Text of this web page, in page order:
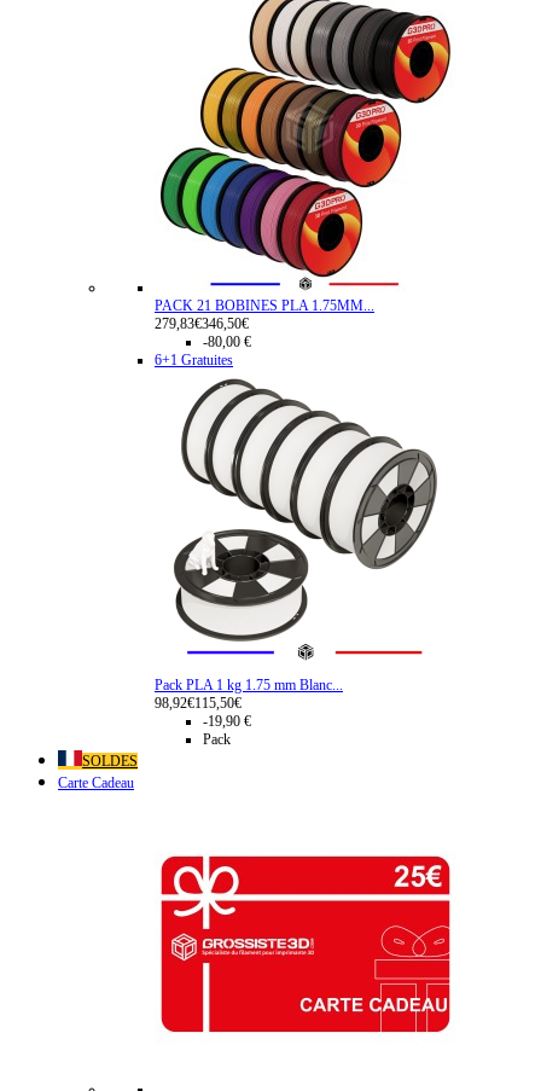
PACK 21 BOBINES PLA 1.75MM...
279,83€346,50€
-80,00 €
6+1 Gratuites
Pack PLA 1 kg 1.75 mm Blanc...
98,92€115,50€
-19,90 €
Pack
SOLDES
Carte Cadeau